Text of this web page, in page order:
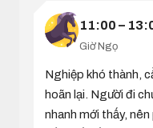
11:00 –
Giờ Ngọ
Nghiệp khó thành,
hoãn lại. Người đi
nhanh mới thấy,